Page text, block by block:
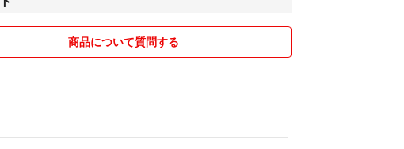
商品について質問する